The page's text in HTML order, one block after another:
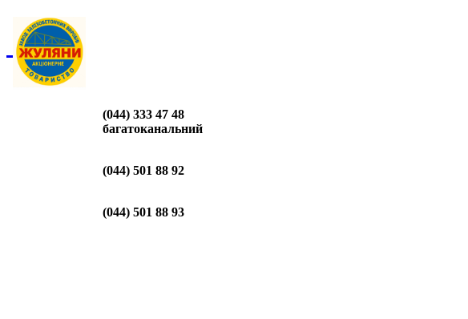
(044) 333 47 48
багатоканальний
(044) 501 88 92
(044) 501 88 93